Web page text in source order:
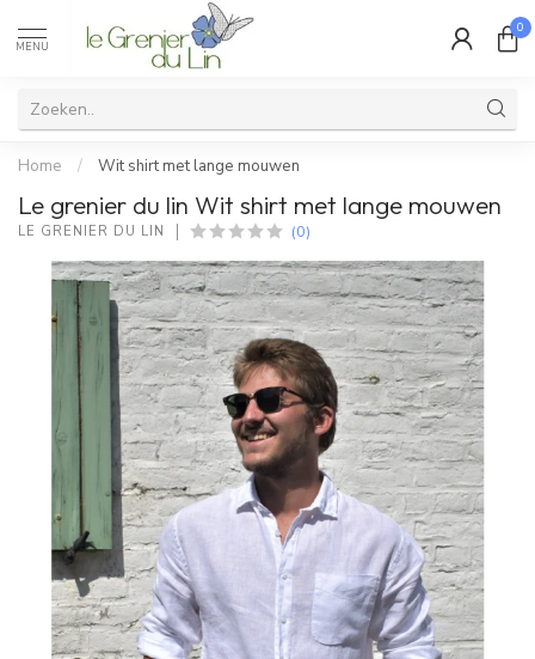
MENU
0
Home / Wit shirt met lange mouwen
Le grenier du lin Wit shirt met lange mouwen
LE GRENIER DU LIN (0)